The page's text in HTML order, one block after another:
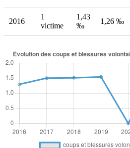
2016
1
victime
1,43
‰
1,26 ‰